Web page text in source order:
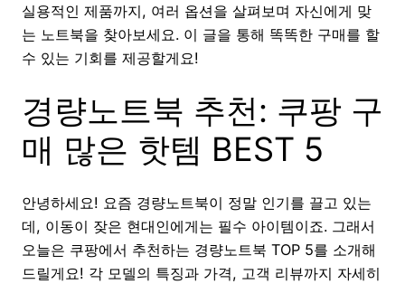
실용적인 제품까지, 여러 옵션을 살펴보며 자신에게 맞
는 노트북을 찾아보세요. 이 글을 통해 똑똑한 구매를 할
수 있는 기회를 제공할게요!
경량노트북 추천: 쿠팡 구
매 많은 핫템 BEST 5
안녕하세요! 요즘 경량노트북이 정말 인기를 끌고 있는
데, 이동이 잦은 현대인에게는 필수 아이템이죠. 그래서
오늘은 쿠팡에서 추천하는 경량노트북 TOP 5를 소개해
드릴게요! 각 모델의 특징과 가격, 고객 리뷰까지 자세히